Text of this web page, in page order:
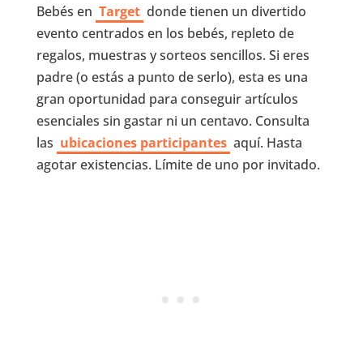
Bebés en Target donde tienen un divertido
evento centrados en los bebés, repleto de
regalos, muestras y sorteos sencillos. Si eres
padre (o estás a punto de serlo), esta es una
gran oportunidad para conseguir artículos
esenciales sin gastar ni un centavo. Consulta
las ubicaciones participantes aquí. Hasta
agotar existencias. Límite de uno por invitado.